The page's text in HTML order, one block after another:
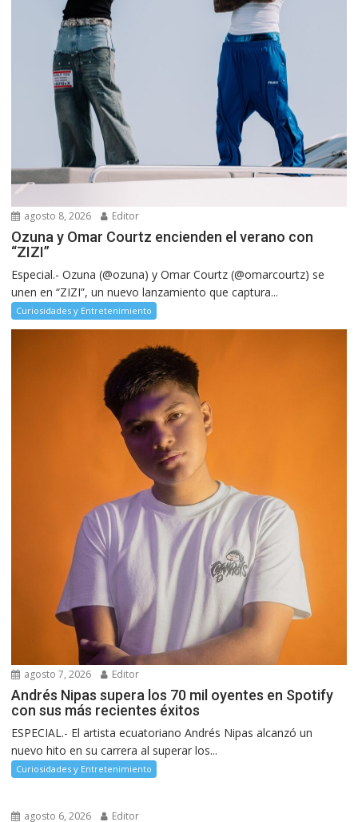
agosto 8, 2026 Editor
Ozuna y Omar Courtz encienden el verano con
“ZIZI”
Especial.- Ozuna (@ozuna) y Omar Courtz (@omarcourtz) se
unen en “ZIZI”, un nuevo lanzamiento que captura...
Curiosidades y Entretenimiento
agosto 7, 2026 Editor
Andrés Nipas supera los 70 mil oyentes en Spotify
con sus más recientes éxitos
ESPECIAL.- El artista ecuatoriano Andrés Nipas alcanzó un
nuevo hito en su carrera al superar los...
Curiosidades y Entretenimiento
agosto 6, 2026 Editor